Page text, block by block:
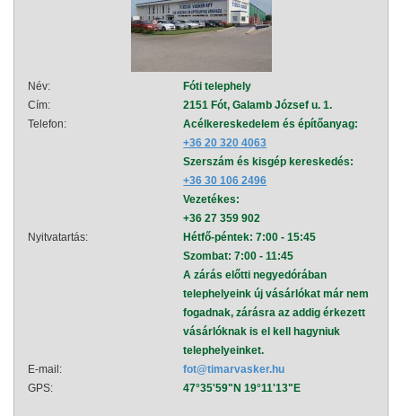
Név:
Fóti telephely
Cím:
2151 Fót, Galamb József u. 1.
Telefon:
Acélkereskedelem és építőanyag:
+36 20 320 4063
Szerszám és kisgép kereskedés:
+36 30 106 2496
Vezetékes:
+36 27 359 902
Nyitvatartás:
Hétfő-péntek: 7:00 - 15:45
Szombat: 7:00 - 11:45
A zárás előtti negyedórában
telephelyeink új vásárlókat már nem
fogadnak, zárásra az addig érkezett
vásárlóknak is el kell hagyniuk
telephelyeinket.
E-mail:
fot@timarvasker.hu
GPS:
47°35'59"N 19°11'13"E